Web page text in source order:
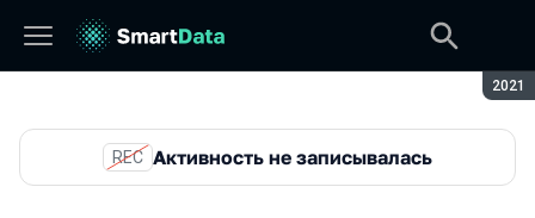
2021
REC Активность не записывалась